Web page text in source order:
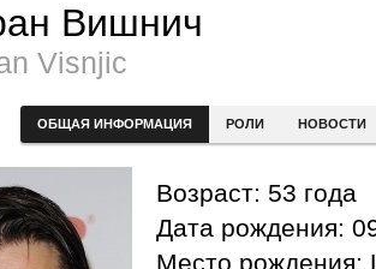
Вишнич
Visnjic
ОБЩАЯ ИНФОРМАЦИЯ РОЛИ НОВОСТИ
Возраст: 53 года
Дата рождения:
Место рождения: